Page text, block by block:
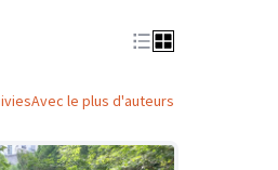
Avec le plus d'auteurs